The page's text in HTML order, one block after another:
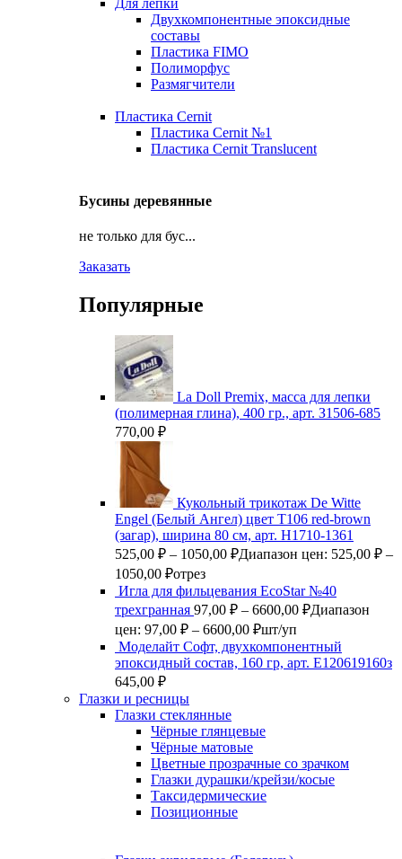
Для лепки
Двухкомпонентные эпоксидные
составы
Пластика FIMO
Полиморфус
Размягчители
Пластика Cernit
Пластика Cernit №1
Пластика Cernit Translucent
Бусины деревянные
не только для бус...
Заказать
Популярные
La Doll Premix, масса для лепки
(полимерная глина), 400 гр., арт. З1506-685
770,00 ₽
Кукольный трикотаж De Witte
Engel (Белый Ангел) цвет Т106 red-brown
(загар), ширина 80 см, арт. Н1710-1361
525,00 ₽ – 1050,00 ₽Диапазон цен: 525,00 ₽ –
1050,00 ₽отрез
Игла для фильцевания EcoStar №40
трехгранная 97,00 ₽ – 6600,00 ₽Диапазон
цен: 97,00 ₽ – 6600,00 ₽шт/уп
Моделайт Софт, двухкомпонентный
эпоксидный состав, 160 гр, арт. Е120619160з
645,00 ₽
Глазки и ресницы
Глазки стеклянные
Чёрные глянцевые
Чёрные матовые
Цветные прозрачные со зрачком
Глазки дурашки/крейзи/косые
Таксидермические
Позиционные